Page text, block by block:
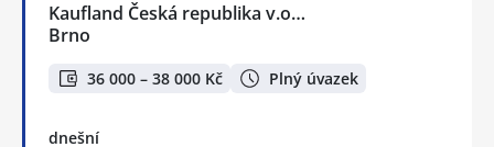
Kaufland Česká republika v.o…
Brno
36 000 – 38 000 Kč Plný úvazek
dnešní